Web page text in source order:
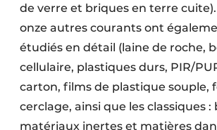
de verre et briques en terre
onze autres courants ont
étudiés en détail (laine de roche,
cellulaire, plastiques durs, PIR/
carton, films de plastique souple,
cerclage, ainsi que les classiques :
matériaux inertes et matières